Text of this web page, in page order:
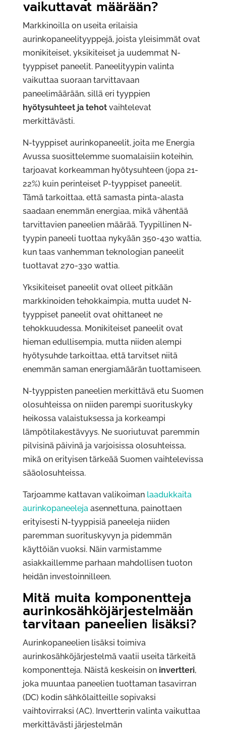
vaikuttavat määrään?
Markkinoilla on useita erilaisia
aurinkopaneelityyppejä, joista yleisimmät ovat
monikiteiset, yksikiteiset ja uudemmat N-
tyyppiset paneelit. Paneelityypin valinta
vaikuttaa suoraan tarvittavaan
paneelimäärään, sillä eri tyyppien
hyötysuhteet ja tehotvaihtelevat
merkittävästi.
N-tyyppiset aurinkopaneelit, joita me Energia
Avussa suosittelemme suomalaisiin koteihin,
tarjoavat korkeamman hyötysuhteen (jopa 21-
22%) kuin perinteiset P-tyyppiset paneelit.
Tämä tarkoittaa, että samasta pinta-alasta
saadaan enemmän energiaa, mikä vähentää
tarvittavien paneelien määrää. Tyypillinen N-
tyypin paneeli tuottaa nykyään 350-430 wattia,
kun taas vanhemman teknologian paneelit
tuottavat 270-330 wattia.
Yksikiteiset paneelit ovat olleet pitkään
markkinoiden tehokkaimpia, mutta uudet N-
tyyppiset paneelit ovat ohittaneet ne
tehokkuudessa. Monikiteiset paneelit ovat
hieman edullisempia, mutta niiden alempi
hyötysuhde tarkoittaa, että tarvitset niitä
enemmän saman energiamäärän tuottamiseen.
N-tyyppisten paneelien merkittävä etu Suomen
olosuhteissa on niiden parempi suorituskyky
heikossa valaistuksessa ja korkeampi
lämpötilakestävyys. Ne suoriutuvat paremmin
pilvisinä päivinä ja varjoisissa olosuhteissa,
mikä on erityisen tärkeää Suomen vaihtelevissa
sääolosuhteissa.
Tarjoamme kattavan valikoiman laadukkaita
aurinkopaneelejaasennettuna, painottaen
erityisesti N-tyyppisiä paneeleja niiden
paremman suorituskyvyn ja pidemmän
käyttöiän vuoksi. Näin varmistamme
asiakkaillemme parhaan mahdollisen tuoton
heidän investoinnilleen.
Mitä muita komponentteja
aurinkosähköjärjestelmään
tarvitaan paneelien lisäksi?
Aurinkopaneelien lisäksi toimiva
aurinkosähköjärjestelmä vaatii useita tärkeitä
komponentteja. Näistä keskeisin on invertteri,
joka muuntaa paneelien tuottaman tasavirran
(DC) kodin sähkölaitteille sopivaksi
vaihtovirraksi (AC). Invertterin valinta vaikuttaa
merkittävästi järjestelmän